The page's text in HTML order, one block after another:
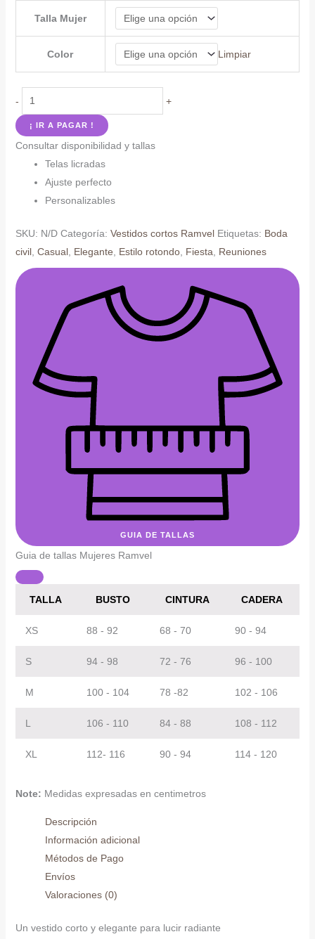
Talla Mujer
Color Limpiar
-
Vestido
corto
rotondo
cantidad
+
¡ IR A PAGAR !
Consultar disponibilidad y tallas
Telas licradas
Ajuste perfecto
Personalizables
SKU: N/D Categoría: Vestidos cortos Ramvel Etiquetas: Boda
civil, Casual, Elegante Estilo rotondo, Fiesta Reuniones
GUIA DE TALLAS
Guia de tallas Mujeres Ramvel
TALLA BUSTO CINTURA CADERA
XS 88 - 92 68 - 70 90 - 94
S 94 - 98 72 - 76 96 - 100
M 100 - 104 78 -82 102 - 106
L 106 - 110 84 - 88 108 - 112
XL 112- 116 90 - 94 114 - 120
Note: Medidas expresadas en centimetros
Descripción
Información adicional
Métodos de Pago
Envíos
Valoraciones (0)
Un vestido corto y elegante para lucir radiante